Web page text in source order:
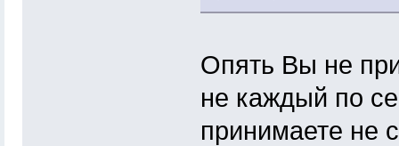
Опять Вы не
не каждый по
принимаете не